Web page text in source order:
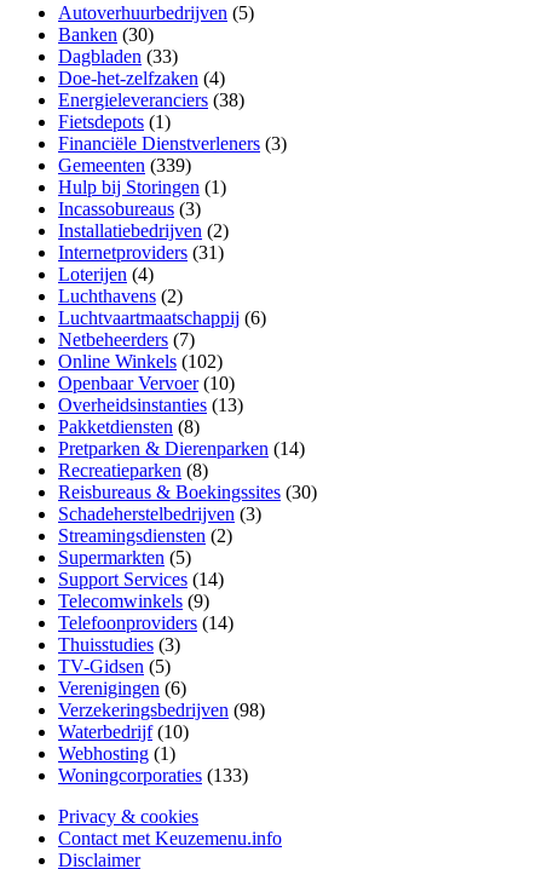
Autoverhuurbedrijven (5)
Banken (30)
Dagbladen (33)
Doe-het-zelfzaken (4)
Energieleveranciers (38)
Fietsdepots (1)
Financiële Dienstverleners (3)
Gemeenten (339)
Hulp bij Storingen (1)
Incassobureaus (3)
Installatiebedrijven (2)
Internetproviders (31)
Loterijen (4)
Luchthavens (2)
Luchtvaartmaatschappij (6)
Netbeheerders (7)
Online Winkels (102)
Openbaar Vervoer(10)
Overheidsinstanties (13)
Pakketdiensten (8)
Pretparken & Dierenparken (14)
Recreatieparken (8)
Reisbureaus & Boekingssites (30)
Schadeherstelbedrijven (3)
Streamingsdiensten (2)
Supermarkten (5)
Support Services (14)
Telecomwinkels (9)
Telefoonproviders (14)
Thuisstudies (3)
TV-Gidsen (5)
Verenigingen (6)
Verzekeringsbedrijven (98)
Waterbedrijf(10)
Webhosting (1)
Woningcorporaties (133)
Privacy & cookies
Contact met Keuzemenu.info
Disclaimer